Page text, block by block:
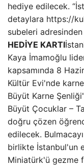
hediye edilecek.
detaylara https://
subeleri
HEDİYE KARTI
Kaya İmamoğlu
kapsamında 8
Kültür Evi'nde
Büyüt Karne
Büyüt Çocuklar –
doğru çözen
edilecek.
birlikte İstanbul'un
Miniatürk'ü gezme